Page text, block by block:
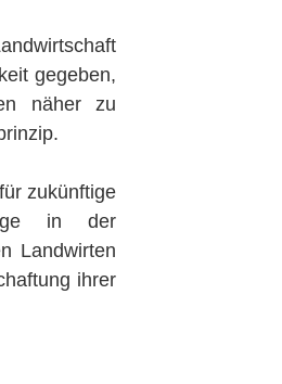
gegeben,
näher zu
zukünftige
in der
Landwirten
ihrer